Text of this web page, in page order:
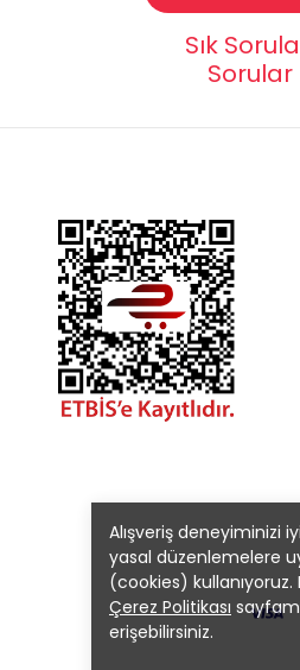
Alışveriş deneyiminizi
yasal düzenlemelere
(cookies) kullanıyoruz.
Çerez Politikası
erişebilirsiniz.
Sık
Sorular